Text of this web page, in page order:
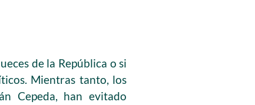
de la República o si
Mientras tanto, los
Cepeda, han evitado